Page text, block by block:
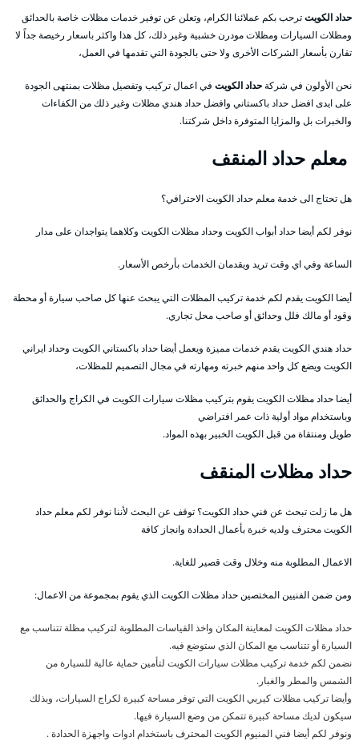
حداد الكويتترحب بكم عملائنا الكرام، وتعلن عن توفير خدمات مظلات خاصة بالحدائق
ومظلات السيارات ومظلات مودرن خشبية وغير ذلك، كل هذا واكثر باسعار رخيصة جداً لا
تقارن بأسعار الشركات الأخرى ولا حتى بالجودة التي تقدمها في العمل،
نحن الأولون في شركةحداد الكويت في اعمال تركيب وتفصيل مظلات بمنتهى الجودة
على ايدى افضل حداد باكستاني وافضل حداد هندي مظلات وغير ذلك من الكفاءات
والخبرات بل والمزايا المتوفرة داخل شركتنا.
معلم حداد المنقف
هل تحتاج الى خدمة معلم حداد الكويت الاحترافي؟
نوفر لكم أيضا حداد أبواب الكويت وحداد مظلات الكويت وكلاهما يتواجدان على مدار
الساعة وفي اي وقت تريد ويقدمان الخدمات بأرخص الأسعار.
أيضا الكويت يقدم لكم خدمة تركيب المظلات التي يبحث عنها كل صاحب سيارة أو محطة
وقود أو مالك فلل وحدائق أو صاحب محل تجاري.
حداد هندي الكويت يقدم خدمات مميزة ويعمل أيضا حداد باكستاني الكويت وحداد ايراني
الكويت ويضع كل واحد منهم خبرته ومهارته في مجال التصميم للمظلات،
أيضا حداد مظلات الكويت يقوم بتركيب مظلات سيارات الكويت في الكراج والحدائق
وباستخدام مواد أولية ذات عمر افتراضي
طويل ومنتقاة من قبل الكويت الخبير بهذه المواد.
حداد مظلات المنقف
هل ما زلت تبحث عن فني حداد الكويت؟ توقف عن البحث لأننا نوفر لكم معلم حداد
الكويت محترف ولديه خبرة بأعمال الحدادة وانجاز كافة
الاعمال المطلوبة منه وخلال وقت قصير للغاية.
ومن ضمن الفنيين المختصين حداد مظلات الكويت الذي يقوم بمجموعة من الاعمال:
حداد مظلات الكويت لمعاينة المكان واخذ القياسات المطلوبة لتركيب مظلة تتناسب مع
السيارة أو تتناسب مع المكان الذي ستوضع فيه.
نضمن لكم خدمة تركيب مظلات سيارات الكويت لتأمين حماية عالية للسيارة من
الشمس والمطر والغبار.
وأيضا تركيب مظلات كيربي الكويت التي توفر مساحة كبيرة لكراج السيارات، وبذلك
سيكون لديك مساحة كبيرة تتمكن من وضع السيارة فيها.
ونوفر لكم أيضا فني المنيوم الكويت المحترف باستخدام ادوات واجهزة الحدادة .